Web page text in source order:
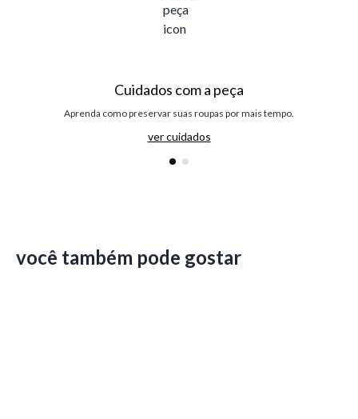
Cuidados com a peça
Aprenda como preservar suas roupas por mais tempo.
ver cuidados
você também pode gostar